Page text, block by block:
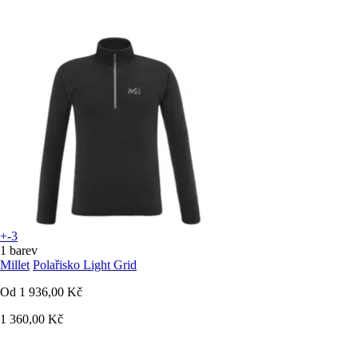
+-3
1 barev
Millet Polařisko Light Grid
Od 1 936,00 Kč
1 360,00 Kč